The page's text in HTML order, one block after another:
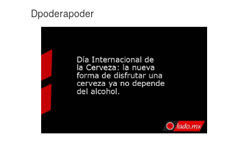
Dpoderapoder